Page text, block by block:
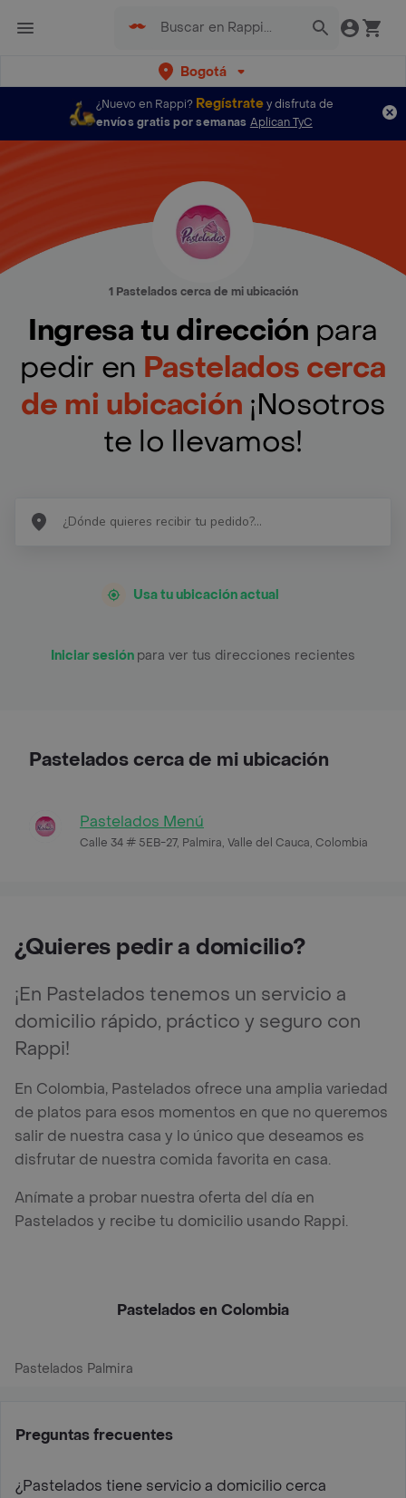
Bogotá
¿Nuevo en Rappi? Regístratey disfruta de
envíos gratis por semanas Aplican TyC
1 Pastelados cerca de mi ubicación
Ingresa tu dirección para
pedir en Pastelados cerca
de mi ubicación ¡Nosotros
te lo llevamos!
Usa tu ubicación actual
Iniciar sesión para ver tus direcciones recientes
Pastelados cerca de mi ubicación
Pastelados Menú
Calle 34 # 5EB-27, Palmira, Valle del Cauca, Colombia
¿Quieres pedir a domicilio?
¡En Pastelados tenemos un servicio a
domicilio rápido, práctico y seguro con
Rappi!
En Colombia, Pastelados ofrece una amplia variedad
de platos para esos momentos en que no queremos
salir de nuestra casa y lo único que deseamos es
disfrutar de nuestra comida favorita en casa.
Anímate a probar nuestra oferta del día en
Pastelados y recibe tu domicilio usando Rappi.
Pastelados en Colombia
Pastelados Palmira
Preguntas frecuentes
¿Pastelados tiene servicio a domicilio cerca